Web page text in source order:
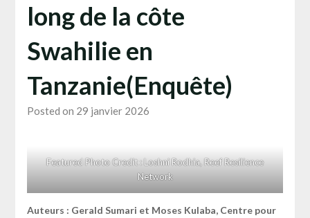
long de la côte
Swahilie en
Tanzanie(Enquête)
Posted on 29 janvier 2026
Featured Photo Credit : Loshni Rodhia, Reef Resilience
Network
Auteurs : Gerald Sumari et Moses Kulaba, Centre pour